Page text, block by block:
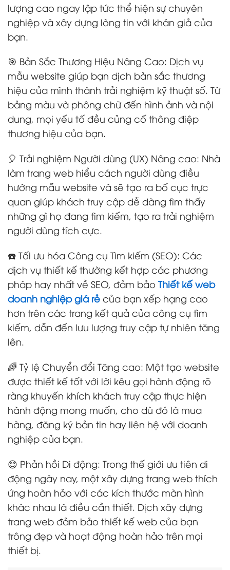
lượng cao ngay lập tức thể hiện sự chuyên
nghiệp và xây dựng lòng tin với khán giả của
bạn.
🎯 Bản Sắc Thương Hiệu Nâng Cao: Dịch vụ
mẫu website giúp bạn dịch bản sắc thương
hiệu của mình thành trải nghiệm kỹ thuật số. Từ
bảng màu và phông chữ đến hình ảnh và nội
dung, mọi yếu tố đều củng cố thông điệp
thương hiệu của bạn.
🎈 Trải nghiệm Người dùng (UX) Nâng cao: Nhà
làm trang web hiểu cách người dùng điều
hướng mẫu website và sẽ tạo ra bố cục trực
quan giúp khách truy cập dễ dàng tìm thấy
những gì họ đang tìm kiếm, tạo ra trải nghiệm
người dùng tích cực.
☎️ Tối ưu hóa Công cụ Tìm kiếm (SEO): Các
dịch vụ thiết kế thường kết hợp các phương
pháp hay nhất về SEO, đảm bảo Thiết kế web
doanh nghiệp giá rẻ của bạn xếp hạng cao
hơn trên các trang kết quả của công cụ tìm
kiếm, dẫn đến lưu lượng truy cập tự nhiên tăng
lên.
🌈 Tỷ lệ Chuyển đổi Tăng cao: Một tạo website
được thiết kế tốt với lời kêu gọi hành động rõ
ràng khuyến khích khách truy cập thực hiện
hành động mong muốn, cho dù đó là mua
hàng, đăng ký bản tin hay liên hệ với doanh
nghiệp của bạn.
😊 Phản hồi Di động: Trong thế giới ưu tiên di
động ngày nay, một xây dựng trang web thích
ứng hoàn hảo với các kích thước màn hình
khác nhau là điều cần thiết. Dịch xây dựng
trang web đảm bảo thiết kế web của bạn
trông đẹp và hoạt động hoàn hảo trên mọi
thiết bị.